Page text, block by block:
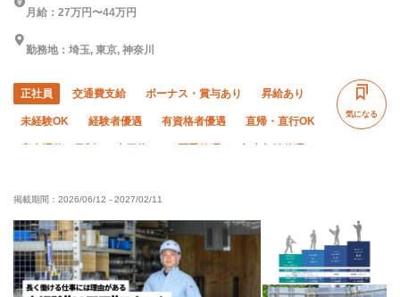
月給：27万円〜44万円
勤務地：埼玉, 東京, 神奈川
正社員 交通費支給 ボーナス・賞与あり 昇給あり
未経験OK 経験者優遇 有資格者優遇 直帰・直行OK
資格取得支援あり 禁煙・分煙
気になる
掲載期間： 2026/06/12 - 2027/02/11